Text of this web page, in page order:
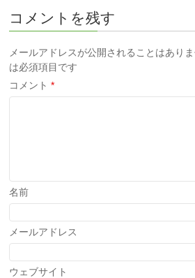
コメントを残す
メールアドレスが公開されることはありま
は必須項目です
コメント*
名前
メールアドレス
ウェブサイト